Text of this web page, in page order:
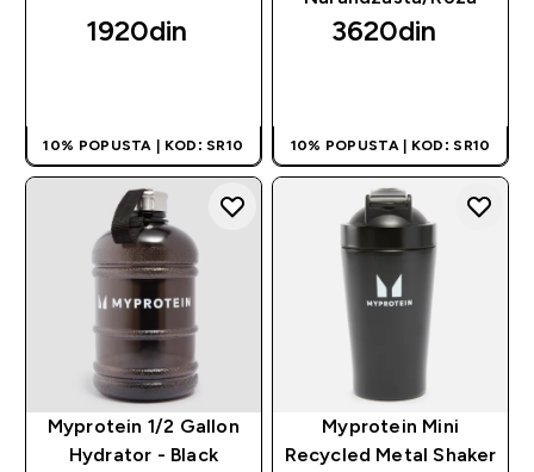
1920din‎
10% POPUSTA | KOD: SR10
3620din‎
10% POPUSTA | KOD: SR10
Myprotein 1/2 Gallon
Hydrator - Black
Myprotein Mini
Recycled Metal Shaker